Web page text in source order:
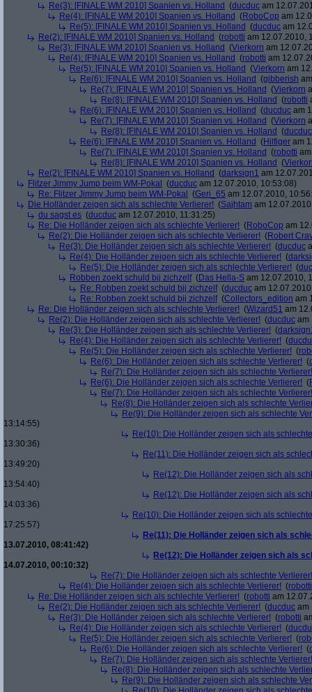
Re(3): [FINALE WM 2010] Spanien vs. Holland (ducduc am
Re(4): [FINALE WM 2010] Spanien vs. Holland (RoboCop am
Re(5): [FINALE WM 2010] Spanien vs. Holland (ducduc am
Re(2): [FINALE WM 2010] Spanien vs. Holland (robotti am 12.07.2010,
Re(3): [FINALE WM 2010] Spanien vs. Holland (Vierkorn am
Re(4): [FINALE WM 2010] Spanien vs. Holland (robotti am
Re(5): [FINALE WM 2010] Spanien vs. Holland (Vierkorn am
Re(6): [FINALE WM 2010] Spanien vs. Holland (gibberish
Re(7): [FINALE WM 2010] Spanien vs. Holland (Vierkorn
Re(8): [FINALE WM 2010] Spanien vs. Holland (robotti
Re(6): [FINALE WM 2010] Spanien vs. Holland (ducduc am
Re(7): [FINALE WM 2010] Spanien vs. Holland (Vierkorn
Re(8): [FINALE WM 2010] Spanien vs. Holland (ducduc
Re(6): [FINALE WM 2010] Spanien vs. Holland (Hilfiger am
Re(7): [FINALE WM 2010] Spanien vs. Holland (robotti
Re(8): [FINALE WM 2010] Spanien vs. Holland (
Re(2): [FINALE WM 2010] Spanien vs. Holland (darksign1 am
Flitzer Jimmy Jump beim WM-Pokal
(ducduc am 12.07.2010, 10:53:08)
Re: Flitzer Jimmy Jump beim WM-Pokal
(Geri_65 am 12.07.2010,
Die Holländer zeigen sich als schlechte Verlierer! (Sajhtam am
du sagst es (ducduc am 12.07.2010, 11:31:25)
Re: Die Holländer zeigen sich als schlechte Verlierer! (RoboCop am
Re(2): Die Holländer zeigen sich als schlechte Verlierer! (Robert
Re(3): Die Holländer zeigen sich als schlechte Verlierer! (ducduc
Re(4): Die Holländer zeigen sich als schlechte Verlierer! (
Re(5): Die Holländer zeigen sich als schlechte Verlierer! (
Robben zoekt schuld bij zichzelf(Das Hella-S am 12.07.2010,
Re: Robben zoekt schuld bij zichzelf(ducduc am
Re: Robben zoekt schuld bij zichzelf(Collectors_edition am
Re: Die Holländer zeigen sich als schlechte Verlierer! (Wizard51 am
Re(2): Die Holländer zeigen sich als schlechte Verlierer! (ducduc am
Re(3): Die Holländer zeigen sich als schlechte Verlierer! (
Re(4): Die Holländer zeigen sich als schlechte Verlierer! (
Re(5): Die Holländer zeigen sich als schlechte Verlierer! (
Re(6): Die Holländer zeigen sich als schlechte Verlierer! (
Re(7): Die Holländer zeigen sich als schlechte Verlierer!
Re(6): Die Holländer zeigen sich als schlechte Verlierer! (
Re(7): Die Holländer zeigen sich als schlechte Verlierer!
Re(8): Die Holländer zeigen sich als schlechte
Re(9): Die Holländer zeigen sich als schlechte
13:14:55)
Re(10): Die Holländer zeigen sich als
13:30:36)
Re(11): Die Holländer zeigen sich als
13:49:20)
Re(12): Die Holländer zeigen sich als
13:54:40)
Re(12): Die Holländer zeigen sich als
14:03:36)
Re(10): Die Holländer zeigen sich als
17:25:57)
Re(11): Die Holländer zeigen sich als
13.07.2010, 08:41:42)
Re(12): Die Holländer zeigen sich als
14.07.2010, 00:10:32)
Re(7): Die Holländer zeigen sich als schlechte Verlierer!
Re(4): Die Holländer zeigen sich als schlechte Verlierer! (robotti
Re: Die Holländer zeigen sich als schlechte Verlierer! (robotti am
Re(2): Die Holländer zeigen sich als schlechte Verlierer! (ducduc am
Re(3): Die Holländer zeigen sich als schlechte Verlierer! (robotti
Re(4): Die Holländer zeigen sich als schlechte Verlierer! (
Re(5): Die Holländer zeigen sich als schlechte Verlierer! (
Re(6): Die Holländer zeigen sich als schlechte Verlierer! (
Re(7): Die Holländer zeigen sich als schlechte Verlierer!
Re(8): Die Holländer zeigen sich als schlechte
Re(9): Die Holländer zeigen sich als schlechte